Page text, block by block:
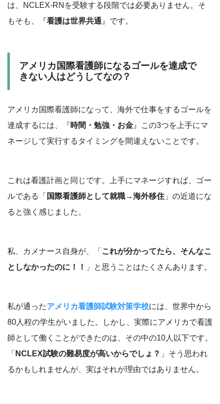
は、NCLEX-RNを受験する段階では必要ありません。そ
もそも、『看護は世界共通 』です。
アメリカ国際看護師になるゴールを達成で
きない人はどうしてなの？
アメリカ国際看護師になって、海外で仕事をするゴールを
達成するには、『時間・勉強・お金 』この3つを上手にマ
ネージして実行するタイミングを間違えないことです。
これは看護計画と同じです。上手にマネージすれば、ゴー
ルである「 国際看護師として就職→海外移住 」の近道にな
ると強く感じました。
私、カメナース自身が、「 これが分かってたら、そんなこ
としなかったのに！！
」と思うことはたくさんあります。
私が通ったアメリカ看護師試験対策学校には、世界中から
80人程の学生がいました。しかし、実際にアメリカで看護
師として働くことができたのは、その中の10人以下です。
「 NCLEX試験の難易度が高いからでしょ？ 」そう思われ
るかもしれませんが、実はそれが理由ではありません。